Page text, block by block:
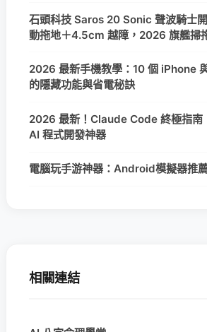
石頭科技 Saros 20 Sonic 聲波騎士
動拖地＋4.5cm 越障，2026 旗艦掃
2026 最新手機教學：10 個 iPhone
的隱藏功能與省電秘訣
2026 最新！Claude Code 終極指南
AI 程式開發神器
電腦玩手游神器：Android模擬器推
相關連結